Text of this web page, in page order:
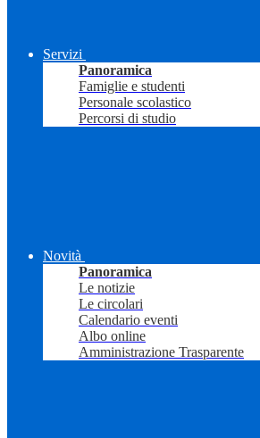
Servizi
Panoramica
Famiglie e studenti
Personale scolastico
Percorsi di studio
Novità
Panoramica
Le notizie
Le circolari
Calendario eventi
Albo online
Amministrazione Trasparente